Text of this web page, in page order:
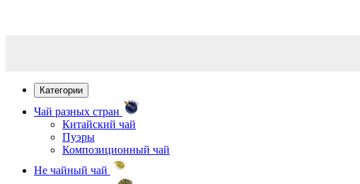
Категории
Чай разных стран
Китайский чай
Пуэры
Композиционный чай
Не чайный чай